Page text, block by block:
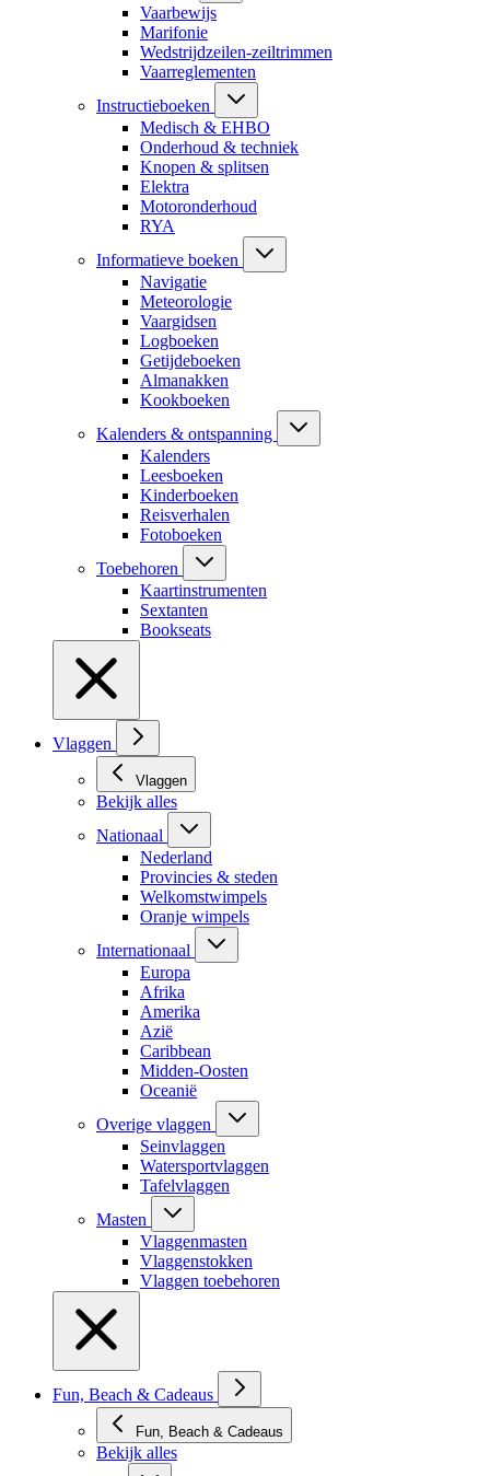
Vaarbewijs
Marifonie
Wedstrijdzeilen-zeiltrimmen
Vaarreglementen
Instructieboeken
Medisch & EHBO
Onderhoud & techniek
Knopen & splitsen
Elektra
Motoronderhoud
RYA
Informatieve boeken
Navigatie
Meteorologie
Vaargidsen
Logboeken
Getijdeboeken
Almanakken
Kookboeken
Kalenders & ontspanning
Kalenders
Leesboeken
Kinderboeken
Reisverhalen
Fotoboeken
Toebehoren
Kaartinstrumenten
Sextanten
Bookseats
Vlaggen
Vlaggen
Bekijk alles
Nationaal
Nederland
Provincies & steden
Welkomstwimpels
Oranje wimpels
Internationaal
Europa
Afrika
Amerika
Azië
Caribbean
Midden-Oosten
Oceanië
Overige vlaggen
Seinvlaggen
Watersportvlaggen
Tafelvlaggen
Masten
Vlaggenmasten
Vlaggenstokken
Vlaggen toebehoren
Fun, Beach & Cadeaus
Fun, Beach & Cadeaus
Bekijk alles